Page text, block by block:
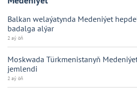
Balkan welaýatynda Medeniýet
badalga alýar
2 aý öň
Moskwada Türkmenistanyň
jemlendi
2 aý öň